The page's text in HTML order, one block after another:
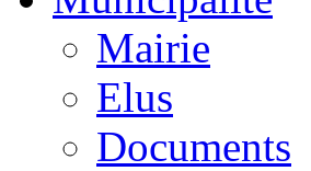
Mairie
Elus
Documents